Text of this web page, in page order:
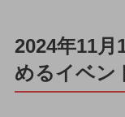
2024年11月
めるイベン